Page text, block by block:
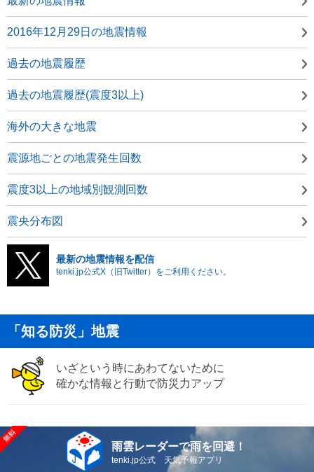
2016年12月29日の地震情報
過去の地震履歴
過去の地震履歴(震度3以上)
海外の大きな地震
震源地ごとの地震発生回数
震度3以上の地域別観測回数
震央分布図
最新の地震情報を配信
tenki.jp公式X（旧Twitter）をご利用ください。
「知る防災」地震
いざという時にあわてないために
確かな情報と行動で防災力アップ
雨雲レーダーで雨を回避！
tenki.jp公式 天気予報アプリ